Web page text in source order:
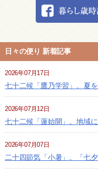
日々の便り 新着記事
2026年07月17日
七十二候「鷹乃学習」。夏
2026年07月12日
七十二候「蓮始開」。地域
2026年07月07日
二十四節気「小暑」。「七